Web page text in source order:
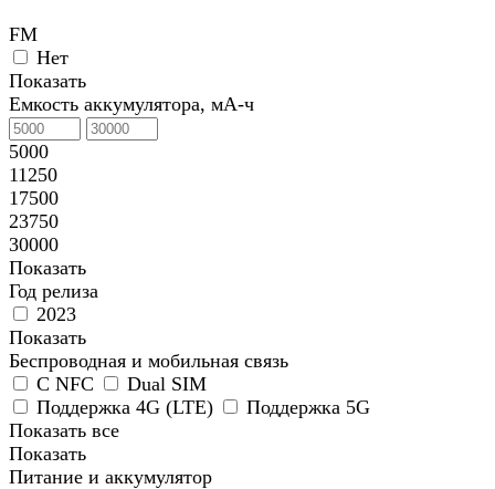
FM
Нет
Показать
Емкость аккумулятора, мА-ч
5000
11250
17500
23750
30000
Показать
Год релиза
2023
Показать
Беспроводная и мобильная связь
C NFC
Dual SIM
Поддержка 4G (LTE)
Поддержка 5G
Показать все
Показать
Питание и аккумулятор